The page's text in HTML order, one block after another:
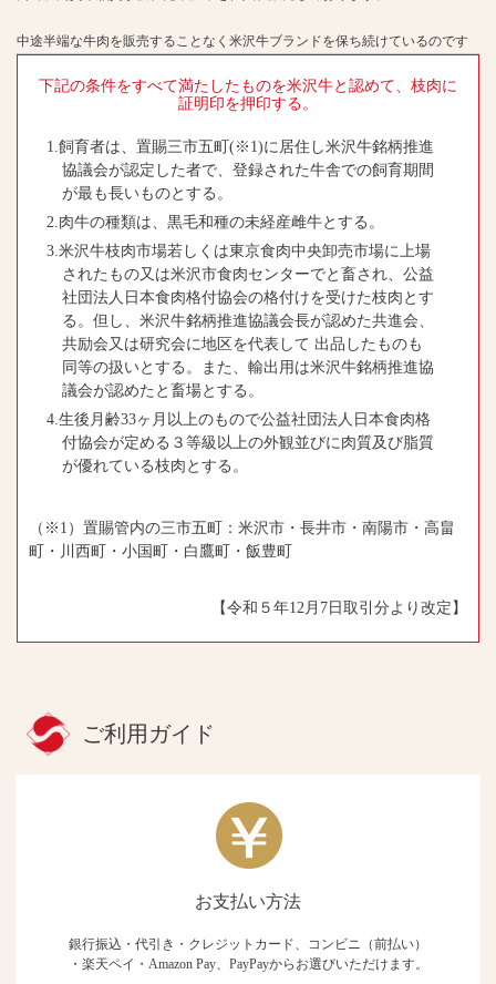
中途半端な牛肉を販売することなく米沢牛ブランドを保ち続けているのです
下記の条件をすべて満たしたものを米沢牛と認めて、枝肉に
証明印を押印する。
1.飼育者は、置賜三市五町(※1)に居住し米沢牛銘柄推進
協議会が認定した者で、登録された牛舎での飼育期間
が最も長いものとする。
2.肉牛の種類は、黒毛和種の未経産雌牛とする。
3.米沢牛枝肉市場若しくは東京食肉中央卸売市場に上場
されたもの又は米沢市食肉センターでと畜され、公益
社団法人日本食肉格付協会の格付けを受けた枝肉とす
る。但し、米沢牛銘柄推進協議会長が認めた共進会、
共励会又は研究会に地区を代表して 出品したものも
同等の扱いとする。また、輸出用は米沢牛銘柄推進協
議会が認めたと畜場とする。
4.生後月齢33ヶ月以上のもので公益社団法人日本食肉格
付協会が定める３等級以上の外観並びに肉質及び脂質
が優れている枝肉とする。
（※1）置賜管内の三市五町：米沢市・長井市・南陽市・高畠
町・川西町・小国町・白鷹町・飯豊町
【令和５年12月7日取引分より改定】
ご利用ガイド
お支払い方法
銀行振込・代引き・クレジットカード、コンビニ（前払い）
・楽天ペイ・Amazon Pay、PayPayからお選びいただけます。